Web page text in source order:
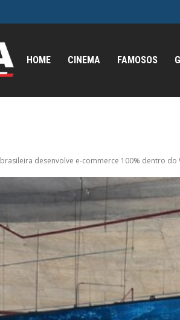
HOME CINEMA FAMOSOS
desenvolve e-commerce 100% dentro